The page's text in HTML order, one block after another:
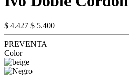
$ 4.427 $ 5.400
PREVENTA
Color